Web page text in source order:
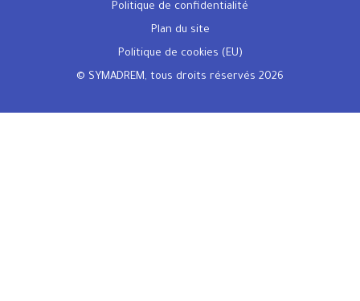
Politique de confidentialité
Plan du site
Politique de cookies (EU)
© SYMADREM, tous droits réservés 2026